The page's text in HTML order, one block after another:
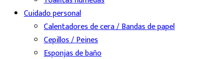
Cuidado personal
Calentadores de cera / Bandas de papel
Cepillos / Peines
Esponjas de baño